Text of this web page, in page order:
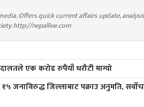
Offers quick current affairs update,
http://nepallive.com
एक करोड रुपैयाँ धरौटी माग्यो
जनाविरुद्ध जिल्लाबाट पक्राउ अनुमति,